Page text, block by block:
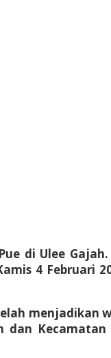
di Ulee
4 Februari
menjadikan